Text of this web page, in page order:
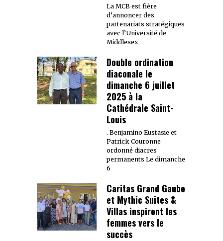
La MCB est fière
d’annoncer des
partenariats stratégiques
avec l’Université de
Middlesex
Double ordination
diaconale le
dimanche 6 juillet
2025 à la
Cathédrale Saint-
Louis
. Benjamino Eustasie et
Patrick Couronne
ordonné diacres
permanents Le dimanche
6
Caritas Grand Gaube
et Mythic Suites &
Villas inspirent les
femmes vers le
succès